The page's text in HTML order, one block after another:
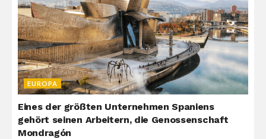
EUROPA
Eines der größten Unternehmen Spaniens
gehört seinen Arbeitern, die Genossenschaft
Mondragón